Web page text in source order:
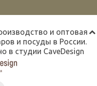
и оптовая
и посуды в России.
в студии CaveDesign